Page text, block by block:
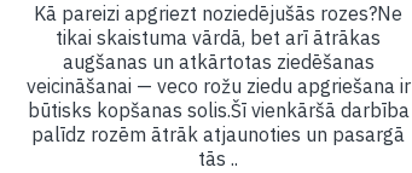
Kā pareizi apgriezt noziedējušās rozes?Ne
tikai skaistuma vārdā, bet arī ātrākas
augšanas un atkārtotas ziedēšanas
veicināšanai — veco rožu ziedu apgriešana ir
būtisks kopšanas solis.Šī vienkāršā darbība
palīdz rozēm ātrāk atjaunoties un pasargā
tās ..